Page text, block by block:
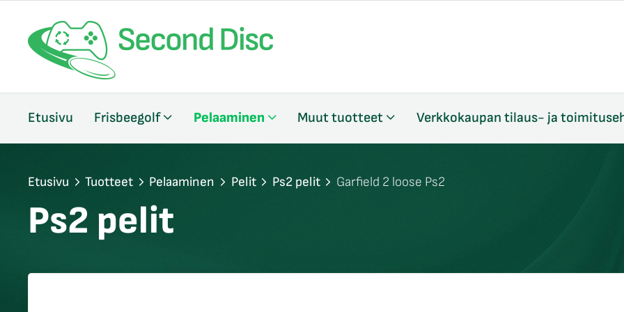
Etusivu Frisbeegolf Pelaaminen Muut tuotteet Verkkokaupan tilaus- ja
Etusivu Tuotteet Pelaaminen Pelit Ps2 pelit Garfield 2 loose Ps2
Ps2 pelit
sulje
sulje
sulje